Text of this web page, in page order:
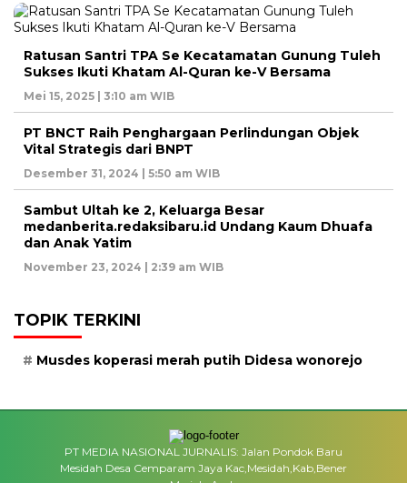
Ratusan Santri TPA Se Kecatamatan Gunung Tuleh
Sukses Ikuti Khatam Al-Quran ke-V Bersama
Mei 15, 2025 | 3:10 am WIB
PT BNCT Raih Penghargaan Perlindungan Objek
Vital Strategis dari BNPT
Desember 31, 2024 | 5:50 am WIB
Sambut Ultah ke 2, Keluarga Besar
medanberita.redaksibaru.id Undang Kaum Dhuafa
dan Anak Yatim
November 23, 2024 | 2:39 am WIB
TOPIK TERKINI
Musdes koperasi merah putih Didesa wonorejo
PT MEDIA NASIONAL JURNALIS: Jalan Pondok Baru
Mesidah Desa Cemparam Jaya Kac,Mesidah,Kab,Bener